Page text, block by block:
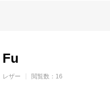
Fu
レザー 閲覧数：16